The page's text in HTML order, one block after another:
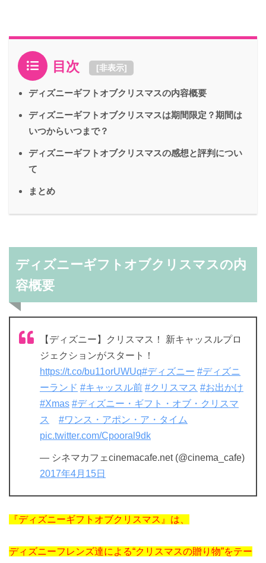
目次 [非表示]
ディズニーギフトオブクリスマスの内容概要
ディズニーギフトオブクリスマスは期間限定？期間は
いつからいつまで？
ディズニーギフトオブクリスマスの感想と評判につい
て
まとめ
ディズニーギフトオブクリスマスの内
容概要
【ディズニー】クリスマス！ 新キャッスルプロ
ジェクションがスタート！
https://t.co/bu11orUWUq#ディズニー #ディズニ
ーランド #キャッスル前 #クリスマス #お出かけ
#Xmas #ディズニー・ギフト・オブ・クリスマ
ス
#ワンス・アポン・ア・タイム
pic.twitter.com/Cpooral9dk
— シネマカフェcinemacafe.net (@cinema_cafe)
2017年4月15日
『ディズニーギフトオブクリスマス』は、
ディズニーフレンズ達による“クリスマスの贈り物”をテー